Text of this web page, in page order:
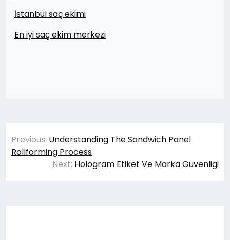
İstanbul saç ekimi
En iyi saç ekim merkezi
Yazı
gezinmesi
Previous: Understanding The Sandwich Panel
Rollforming Process
Next: Hologram Etiket Ve Marka Guvenligi